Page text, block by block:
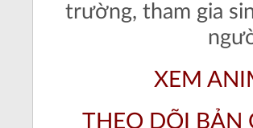
trường, tham gia
XEM
THEO DÕI BẢN